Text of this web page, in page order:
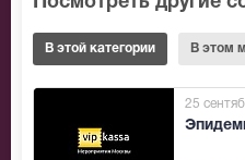
В этой категории В этом
25